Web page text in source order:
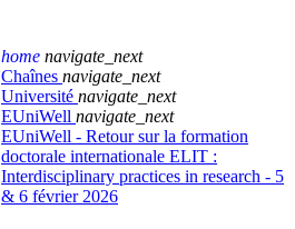
home navigate_next
Chaînes navigate_next
Université navigate_next
EUniWell navigate_next
EUniWell - Retour sur la formation
doctorale internationale ELIT :
Interdisciplinary practices in research - 5
& 6 février 2026